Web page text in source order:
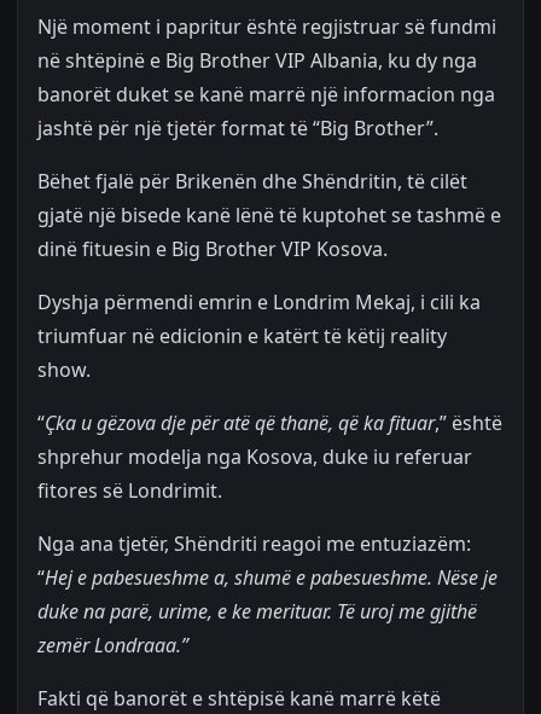
Një moment i papritur është regjistruar së fundmi
në shtëpinë e Big Brother VIP Albania, ku dy nga
banorët duket se kanë marrë një informacion nga
jashtë për një tjetër format të “Big Brother”.
Bëhet fjalë për Brikenën dhe Shëndritin, të cilët
gjatë një bisede kanë lënë të kuptohet se tashmë e
dinë fituesin e Big Brother VIP Kosova.
Dyshja përmendi emrin e Londrim Mekaj, i cili ka
triumfuar në edicionin e katërt të këtij reality
show.
“Çka u gëzova dje për atë që thanë, që ka fituar,” është
shprehur modelja nga Kosova, duke iu referuar
fitores së Londrimit.
Nga ana tjetër, Shëndriti reagoi me entuziazëm:
“Hej e pabesueshme a, shumë e pabesueshme. Nëse je
duke na parë, urime, e ke merituar. Të uroj me gjithë
zemër Londraaa.”
Fakti që banorët e shtëpisë kanë marrë këtë